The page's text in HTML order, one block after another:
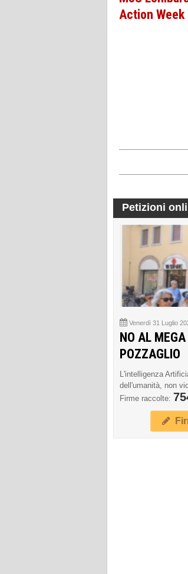
Action
Petizioni
Venerdì 31 Luglio
NO AL
POZZAGLIO
L'intelligenza
dell'umanità, non
Firme raccolte: